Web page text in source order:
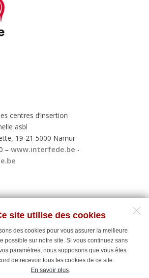
site utilise des cookies
des cookies pour vous assurer la meilleure
possible sur notre site. Si vous continuez sans
paramètres, nous supposons que vous êtes
de recevoir tous les cookies de ce site.
En savoir plus.
centres d’insertion
asbl
19-21 5000 Namur
–www.interfede.be -
des données personnelles